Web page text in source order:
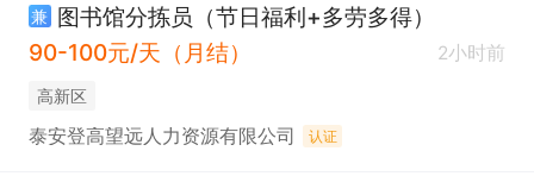
兼 图书馆分拣员（节日福利+多劳多得）
90-100元/天（月结）
2小时前
高新区
泰安登高望远人力资源有限公司 认证